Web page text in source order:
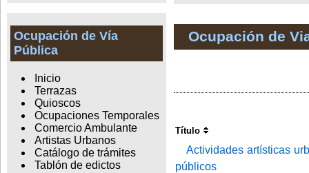
Ocupación de Vía
Pública
Inicio
Terrazas
Quioscos
Ocupaciones Temporales
Comercio Ambulante
Artistas Urbanos
Catálogo de trámites
Tablón de edictos
Ocupación de
Título
Actividades artísticas
públicos